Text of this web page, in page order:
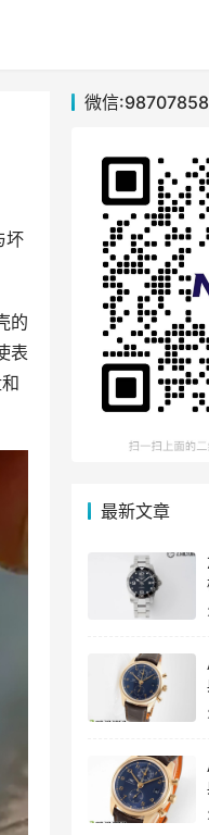
坏
的
表
微信:98707858
最新文章